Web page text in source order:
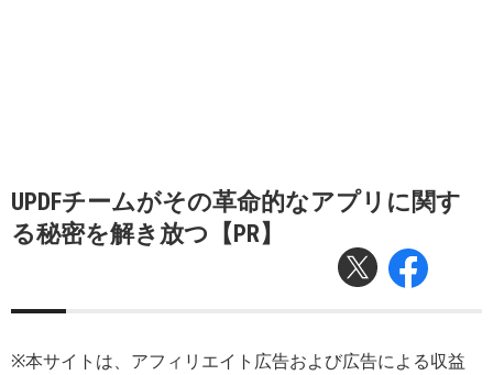
UPDFチームがその革命的なアプリに関す
る秘密を解き放つ【PR】
※本サイトは、アフィリエイト広告および広告による収益